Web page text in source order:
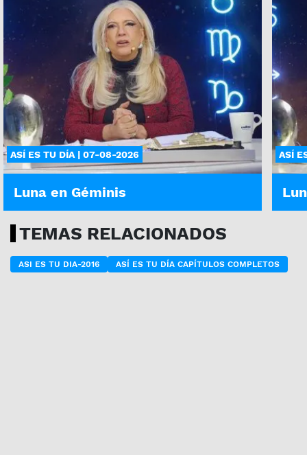
ASÍ ES TU DÍA | 07-08-2026
Luna en Géminis
ASÍ
TEMAS RELACIONADOS
ASI ES TU DIA-2016 ASÍ ES TU DÍA CAPÍTULOS COMPLETOS